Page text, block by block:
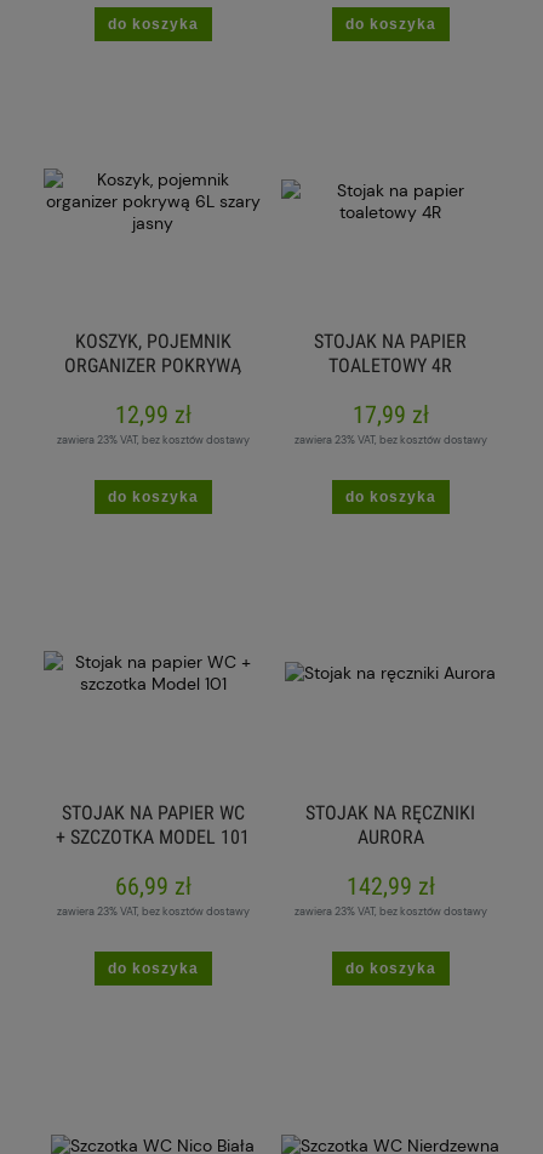
do koszyka do koszyka
KOSZYK, POJEMNIK
ORGANIZER POKRYWĄ
12,99 zł
zawiera 23% VAT, bez kosztów dostawy
do koszyka
STOJAK NA PAPIER
TOALETOWY 4R
17,99 zł
zawiera 23% VAT, bez kosztów dostawy
do koszyka
STOJAK NA PAPIER WC
+ SZCZOTKA MODEL 101
66,99 zł
zawiera 23% VAT, bez kosztów dostawy
do koszyka
STOJAK NA RĘCZNIKI
AURORA
142,99 zł
zawiera 23% VAT, bez kosztów dostawy
do koszyka